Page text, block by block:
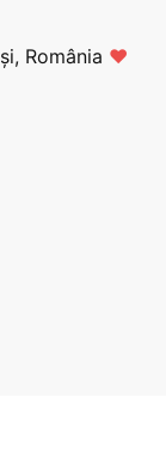
România ❤